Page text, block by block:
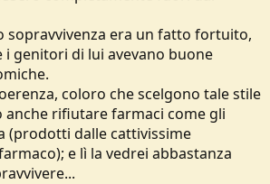
sopravvivenza era un fatto fortuito,
genitori di lui avevano buone
coloro che scelgono tale stile
anche rifiutare farmaci come gli
(prodotti dalle cattivissime
e lì la vedrei abbastanza